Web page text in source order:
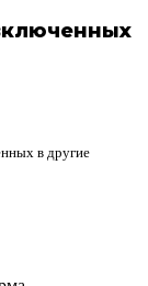
в другие